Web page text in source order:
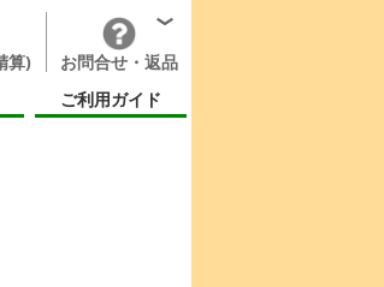
算)
お問合せ・返品
ご利用ガイド